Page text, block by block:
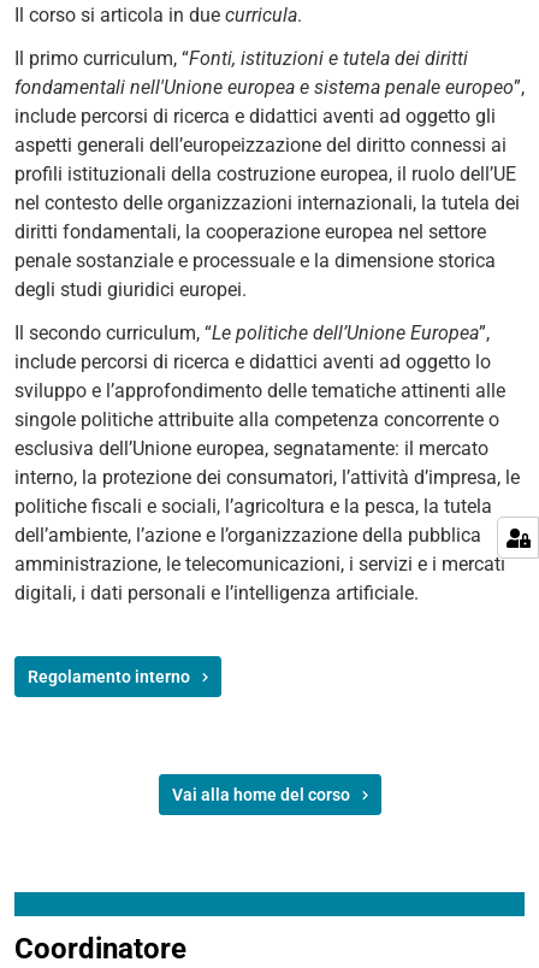
Il corso si articola in due curricula.
Il primo curriculum, “Fonti, istituzioni e tutela dei diritti
fondamentali nell'Unione europea e sistema penale europeo”,
include percorsi di ricerca e didattici aventi ad oggetto gli
aspetti generali dell’europeizzazione del diritto connessi ai
profili istituzionali della costruzione europea, il ruolo dell’UE
nel contesto delle organizzazioni internazionali, la tutela dei
diritti fondamentali, la cooperazione europea nel settore
penale sostanziale e processuale e la dimensione storica
degli studi giuridici europei.
Il secondo curriculum, “Le politiche dell’Unione Europea”,
include percorsi di ricerca e didattici aventi ad oggetto lo
sviluppo e l’approfondimento delle tematiche attinenti alle
singole politiche attribuite alla competenza concorrente o
esclusiva dell’Unione europea, segnatamente: il mercato
interno, la protezione dei consumatori, l’attività d’impresa, le
politiche fiscali e sociali, l’agricoltura e la pesca, la tutela
dell’ambiente, l’azione e l’organizzazione della pubblica
amministrazione, le telecomunicazioni, i servizi e i mercati
digitali, i dati personali e l’intelligenza artificiale.
Regolamento interno
Vai alla home del corso
Coordinatore